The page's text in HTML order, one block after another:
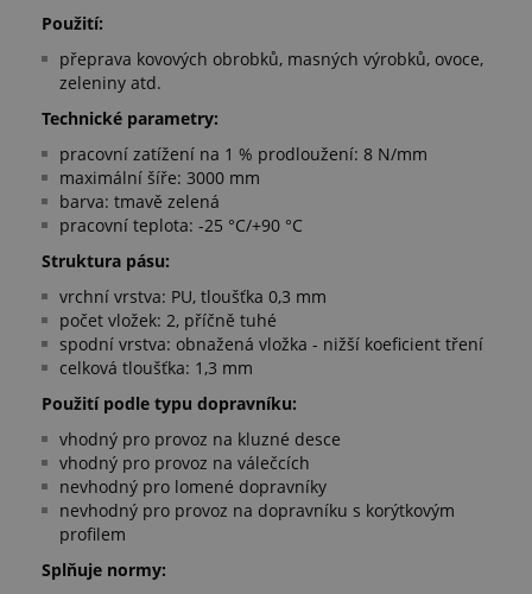
Použití:
přeprava kovových obrobků, masných výrobků, ovoce,
zeleniny atd.
Technické parametry:
pracovní zatížení na 1 % prodloužení: 8 N/mm
maximální šíře: 3000 mm
barva: tmavě zelená
pracovní teplota: -25 °C/+90 °C
Struktura pásu:
vrchní vrstva: PU, tloušťka 0,3 mm
počet vložek: 2, příčně tuhé
spodní vrstva: obnažená vložka - nižší koeficient tření
celková tloušťka: 1,3 mm
Použití podle typu dopravníku:
vhodný pro provoz na kluzné desce
vhodný pro provoz na válečcích
nevhodný pro lomené dopravníky
nevhodný pro provoz na dopravníku s korýtkovým
profilem
Splňuje normy: